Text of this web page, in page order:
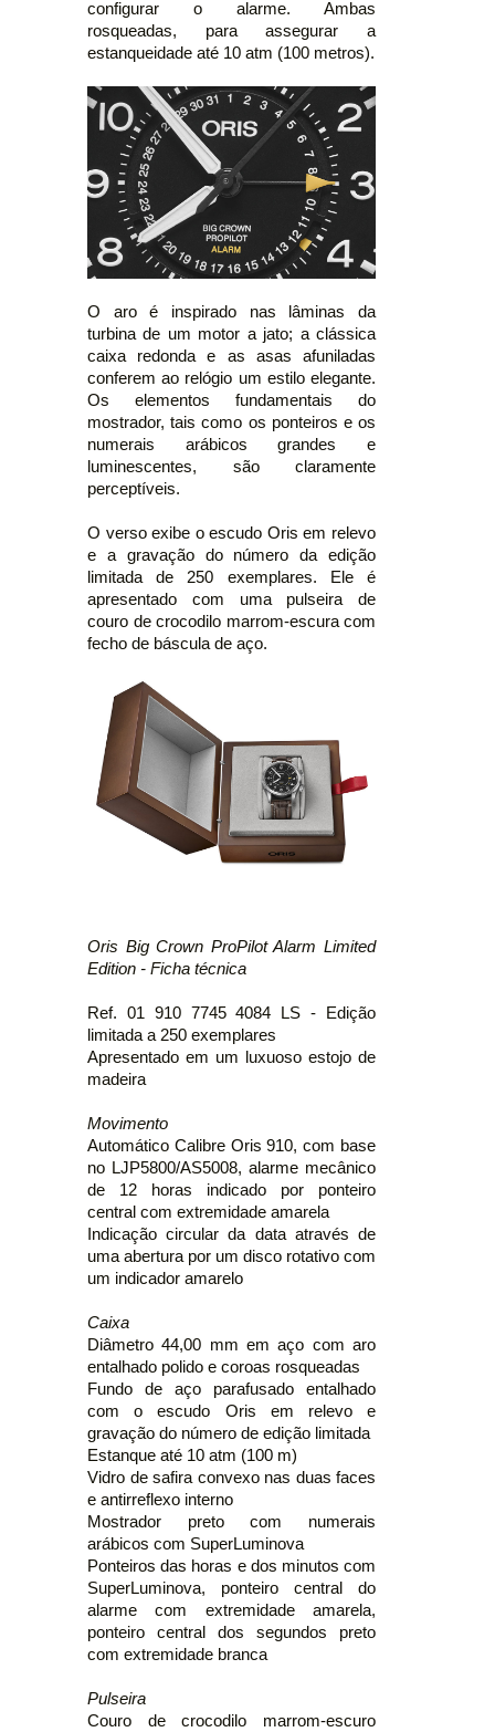
configurar o alarme. Ambas
rosqueadas, para assegurar a
estanqueidade até 10 atm (100 metros).
O aro é inspirado nas lâminas da
turbina de um motor a jato; a clássica
caixa redonda e as asas afuniladas
conferem ao relógio um estilo elegante.
Os elementos fundamentais do
mostrador, tais como os ponteiros e os
numerais arábicos grandes e
luminescentes, são claramente
perceptíveis.
O verso exibe o escudo Oris em relevo
e a gravação do número da edição
limitada de 250 exemplares. Ele é
apresentado com uma pulseira de
couro de crocodilo marrom-escura com
fecho de báscula de aço.
Oris Big Crown ProPilot Alarm Limited
Edition - Ficha técnica
Ref. 01 910 7745 4084 LS - Edição
limitada a 250 exemplares
Apresentado em um luxuoso estojo de
madeira
Movimento
Automático Calibre Oris 910, com base
no LJP5800/AS5008, alarme mecânico
de 12 horas indicado por ponteiro
central com extremidade amarela
Indicação circular da data através de
uma abertura por um disco rotativo com
um indicador amarelo
Caixa
Diâmetro 44,00 mm em aço com aro
entalhado polido e coroas rosqueadas
Fundo de aço parafusado entalhado
com o escudo Oris em relevo e
gravação do número de edição limitada
Estanque até 10 atm (100 m)
Vidro de safira convexo nas duas faces
e antirreflexo interno
Mostrador preto com numerais
arábicos com SuperLuminova
Ponteiros das horas e dos minutos com
SuperLuminova, ponteiro central do
alarme com extremidade amarela,
ponteiro central dos segundos preto
com extremidade branca
Pulseira
Couro de crocodilo marrom-escuro